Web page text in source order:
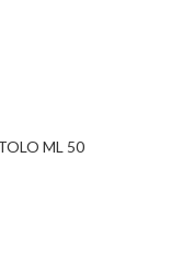
ML 50